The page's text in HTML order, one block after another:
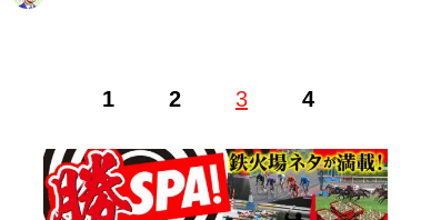
1 2 3 4
経て、現在は日刊SPA！編集・インタビュー記事の執筆
の軽さがセールスポイント
X（旧Twitter）salesmorita32